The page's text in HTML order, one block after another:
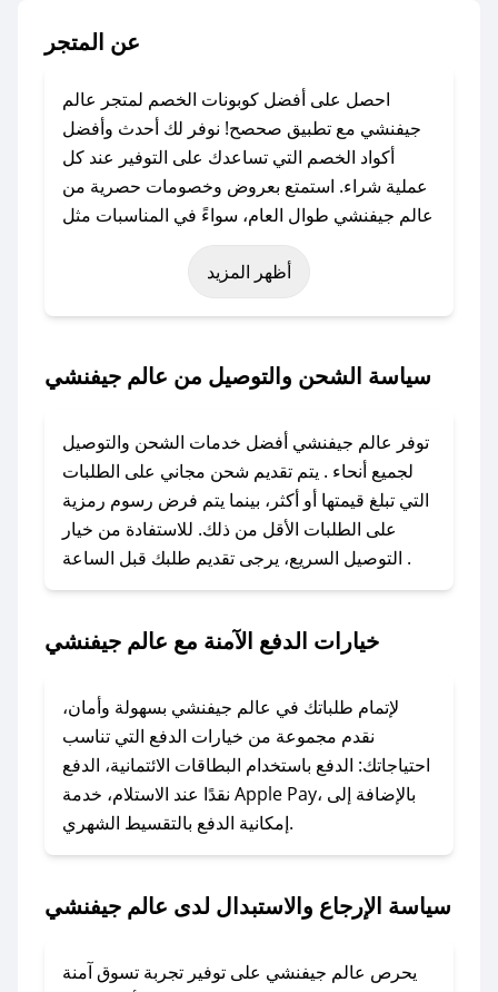
عن المتجر
احصل على أفضل كوبونات الخصم لمتجر عالم
جيفنشي مع تطبيق صحصح! نوفر لك أحدث وأفضل
أكواد الخصم التي تساعدك على التوفير عند كل
عملية شراء. استمتع بعروض وخصومات حصرية من
عالم جيفنشي طوال العام، سواءً في المناسبات مثل
عيد الفطر، عيد الأضحى، الجمعة البيضاء (شهر
نوفمبر)، رمضان، اليوم الوطني، يوم التأسيس، أو
حتى عروض خاصة أخرى.
باستخدام تطبيق صحصح، يمكنك العثور بسهولة على
الكوبون، تواصل معنا عبر تويتر أو البريد الإلكتروني
لإضافته بسرعة.
### كيفية استخدام كود خصم عالم جيفنشي؟
1. انسخ كود الخصم من تطبيق صحصح.
2. الصقه في خانة الدفع عند التسوق من عالم
لا تقلق! يمكنك التواصل مع فريق دعم صحصح عبر
الرسائل الخاصة على تويتر أو البريد الإلكتروني،
وسنقوم بحل المشكلة في أسرع وقت ممكن.
### ماذا أفعل إذا لم أجد كود خصم لمتجري
المفضل؟
مراسلتنا مباشرة وسنعمل على توفير الكوبونات في
أظهر المزيد
سياسة الشحن والتوصيل من عالم جيفنشي
توفر عالم جيفنشي أفضل خدمات الشحن والتوصيل
لجميع أنحاء . يتم تقديم شحن مجاني على الطلبات
التي تبلغ قيمتها أو أكثر، بينما يتم فرض رسوم رمزية
على الطلبات الأقل من ذلك. للاستفادة من خيار
التوصيل السريع، يرجى تقديم طلبك قبل الساعة .
خيارات الدفع الآمنة مع عالم جيفنشي
لإتمام طلباتك في عالم جيفنشي بسهولة وأمان،
نقدم مجموعة من خيارات الدفع التي تناسب
احتياجاتك: الدفع باستخدام البطاقات الائتمانية، الدفع
نقدًا عند الاستلام، خدمة Apple Pay، بالإضافة إلى
إمكانية الدفع بالتقسيط الشهري.
سياسة الإرجاع والاستبدال لدى عالم جيفنشي
يحرص عالم جيفنشي على توفير تجربة تسوق آمنة